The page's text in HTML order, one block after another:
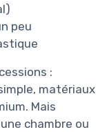
peu
:
matériaux
Mais
chambre ou